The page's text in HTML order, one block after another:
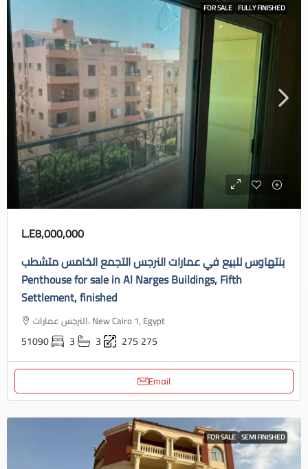
FOR SALE FULLY FINISHED
L.E8,000,000
بنتهاوس للبيع في عمارات النرجس التجمع الخامس متشطب
Penthouse for sale in Al Narges Buildings, Fifth
Settlement, finished
النرجس عمارات، New Cairo 1, Egypt
51090 3 3 275 275
Email
FOR SALE SEMI FINISHED